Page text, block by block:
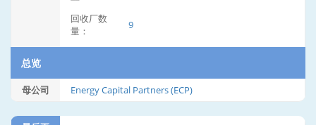
回收厂数
量：
9
总览
母公司 Energy Capital Partners (ECP)